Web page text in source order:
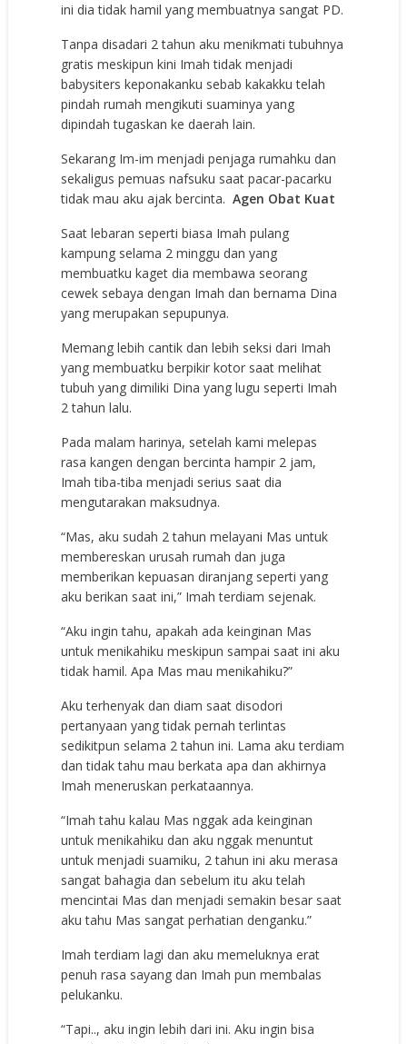
ini dia tidak hamil yang membuatnya sangat PD.
Tanpa disadari 2 tahun aku menikmati tubuhnya
gratis meskipun kini Imah tidak menjadi
babysiters keponakanku sebab kakakku telah
pindah rumah mengikuti suaminya yang
dipindah tugaskan ke daerah lain.
Sekarang Im-im menjadi penjaga rumahku dan
sekaligus pemuas nafsuku saat pacar-pacarku
tidak mau aku ajak bercinta.Agen Obat Kuat
Saat lebaran seperti biasa Imah pulang
kampung selama 2 minggu dan yang
membuatku kaget dia membawa seorang
cewek sebaya dengan Imah dan bernama Dina
yang merupakan sepupunya.
Memang lebih cantik dan lebih seksi dari Imah
yang membuatku berpikir kotor saat melihat
tubuh yang dimiliki Dina yang lugu seperti Imah
2 tahun lalu.
Pada malam harinya, setelah kami melepas
rasa kangen dengan bercinta hampir 2 jam,
Imah tiba-tiba menjadi serius saat dia
mengutarakan maksudnya.
“Mas, aku sudah 2 tahun melayani Mas untuk
membereskan urusah rumah dan juga
memberikan kepuasan diranjang seperti yang
aku berikan saat ini,” Imah terdiam sejenak.
“Aku ingin tahu, apakah ada keinginan Mas
untuk menikahiku meskipun sampai saat ini aku
tidak hamil. Apa Mas mau menikahiku?”
Aku terhenyak dan diam saat disodori
pertanyaan yang tidak pernah terlintas
sedikitpun selama 2 tahun ini. Lama aku terdiam
dan tidak tahu mau berkata apa dan akhirnya
Imah meneruskan perkataannya.
“Imah tahu kalau Mas nggak ada keinginan
untuk menikahiku dan aku nggak menuntut
untuk menjadi suamiku, 2 tahun ini aku merasa
sangat bahagia dan sebelum itu aku telah
mencintai Mas dan menjadi semakin besar saat
aku tahu Mas sangat perhatian denganku.”
Imah terdiam lagi dan aku memeluknya erat
penuh rasa sayang dan Imah pun membalas
pelukanku.
“Tapi.., aku ingin lebih dari ini. Aku ingin bisa